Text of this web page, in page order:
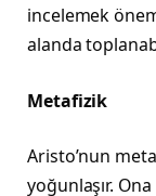
incelemek
alanda
Metafizik
Aristo’nun
yoğunlaşır.